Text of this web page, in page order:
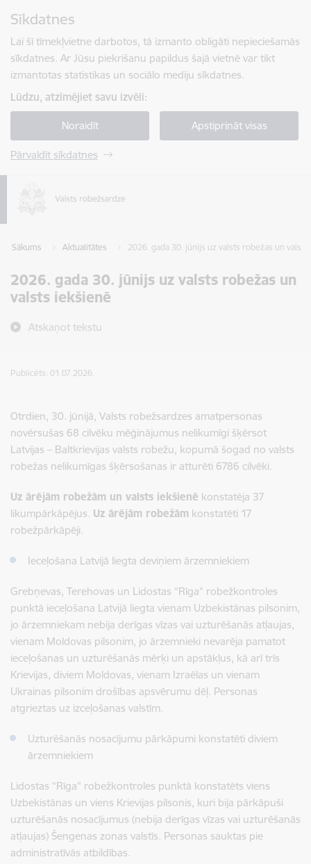
Sīkdatnes
Lai šī tīmekļvietne darbotos, tā izmanto obligāti nepieciešamās
sīkdatnes. Ar Jūsu piekrišanu papildus šajā vietnē var tikt
izmantotas statistikas un sociālo mediju sīkdatnes.
Lūdzu, atzīmējiet savu izvēli:
Noraidīt Apstiprināt visas
Pārvaldīt sīkdatnes
Sākums Aktualitātes 2026. gada 30. jūnijs uz valsts robežas un
2026. gada 30. jūnijs uz valsts robežas un
valsts iekšienē
Atskaņot tekstu
Publicēts: 01.07.2026.
Otrdien, 30. jūnijā, Valsts robežsardzes amatpersonas
novērsušas 68 cilvēku mēģinājumus nelikumīgi šķērsot
Latvijas – Baltkrievijas valsts robežu, kopumā šogad no valsts
robežas nelikumīgas šķērsošanas ir atturēti 6786 cilvēki.
Uz ārējām robežām un valsts iekšienē konstatēja 37
likumpārkāpējus. Uz ārējām robežām konstatēti 17
robežpārkāpēji.
Ieceļošana Latvijā liegta deviņiem ārzemniekiem
Grebņevas, Terehovas un Lidostas “Rīga” robežkontroles
punktā ieceļošana Latvijā liegta vienam Uzbekistānas pilsonim,
jo ārzemniekam nebija derīgas vīzas vai uzturēšanās atļaujas,
vienam Moldovas pilsonim, jo ārzemnieki nevarēja pamatot
ieceļošanas un uzturēšanās mērķi un apstākļus, kā arī trīs
Krievijas, diviem Moldovas, vienam Izraēlas un vienam
Ukrainas pilsonim drošības apsvērumu dēļ. Personas
atgrieztas uz izceļošanas valstīm.
Uzturēšanās nosacījumu pārkāpumi konstatēti diviem
ārzemniekiem
Lidostas “Rīga” robežkontroles punktā konstatēts viens
Uzbekistānas un viens Krievijas pilsonis, kuri bija pārkāpuši
uzturēšanās nosacījumus (nebija derīgas vīzas vai uzturēšanās
atļaujas) Šengenas zonas valstīs. Personas sauktas pie
administratīvās atbildības.